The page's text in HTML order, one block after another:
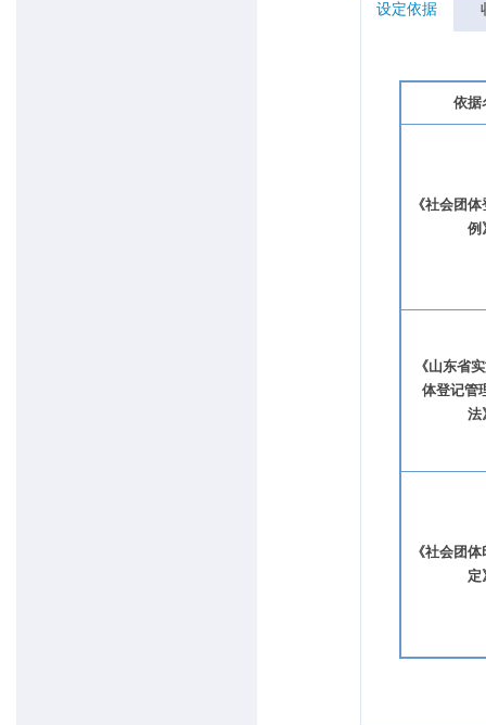
设定依据
依据
《社会团
例
《山东省
体登记管
法
《社会团
定